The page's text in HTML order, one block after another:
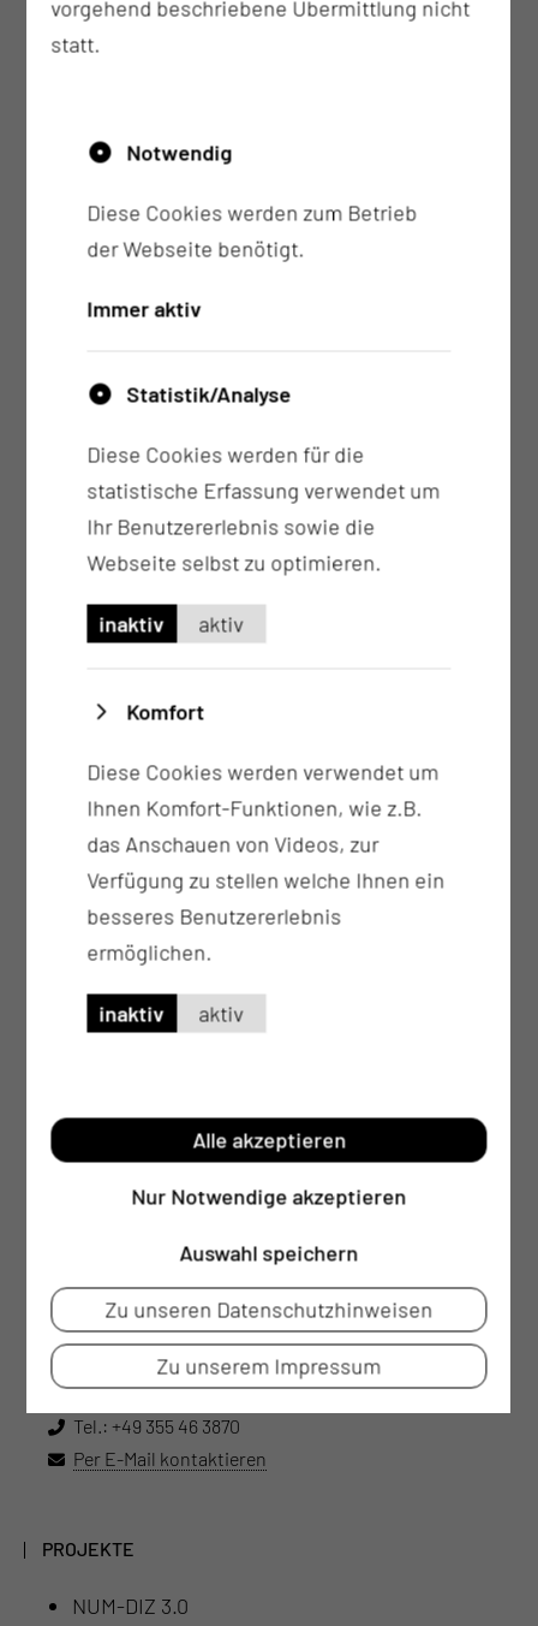
Dr. rer. nat. Robert Freund
Scientific Advisory
Per E-Mail kontaktieren
Prof. Dr. Franziska Bathelt
Leitung Datenintegrationszentrum; UAC-
Sprecherin
Tel.:+49 355 46 3876
Per E-Mail kontaktieren
Sophia Laurisch
B.Sc.; wissenschaftliche Koordinatorin NUM
LokS und NUM DIZ 3.0
Tel.: +49 355 46 3870
Per E-Mail kontaktieren
PROJEKTE
NUM-DIZ 3.0
vorgehend beschriebene Übermittlung nicht
statt.
Notwendig
Diese Cookies werden zum Betrieb
der Webseite benötigt.
Immer aktiv
Statistik/Analyse
Diese Cookies werden für die
statistische Erfassung verwendet um
Ihr Benutzererlebnis sowie die
Webseite selbst zu optimieren.
inaktiv aktiv
Komfort
Diese Cookies werden verwendet um
Ihnen Komfort-Funktionen, wie z.B.
das Anschauen von Videos, zur
Verfügung zu stellen welche Ihnen ein
besseres Benutzererlebnis
ermöglichen.
inaktiv aktiv
Alle akzeptieren
Nur Notwendige akzeptieren
Auswahl speichern
Zu unseren Datenschutzhinweisen
Zu unserem Impressum